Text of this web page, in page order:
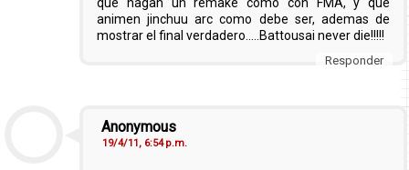
animen jinchuu arc como debe ser, ademas de
mostrar el final verdadero.....Battousai never die!!!!!
Responder
Anonymous
19/4/11, 6:54 p.m.